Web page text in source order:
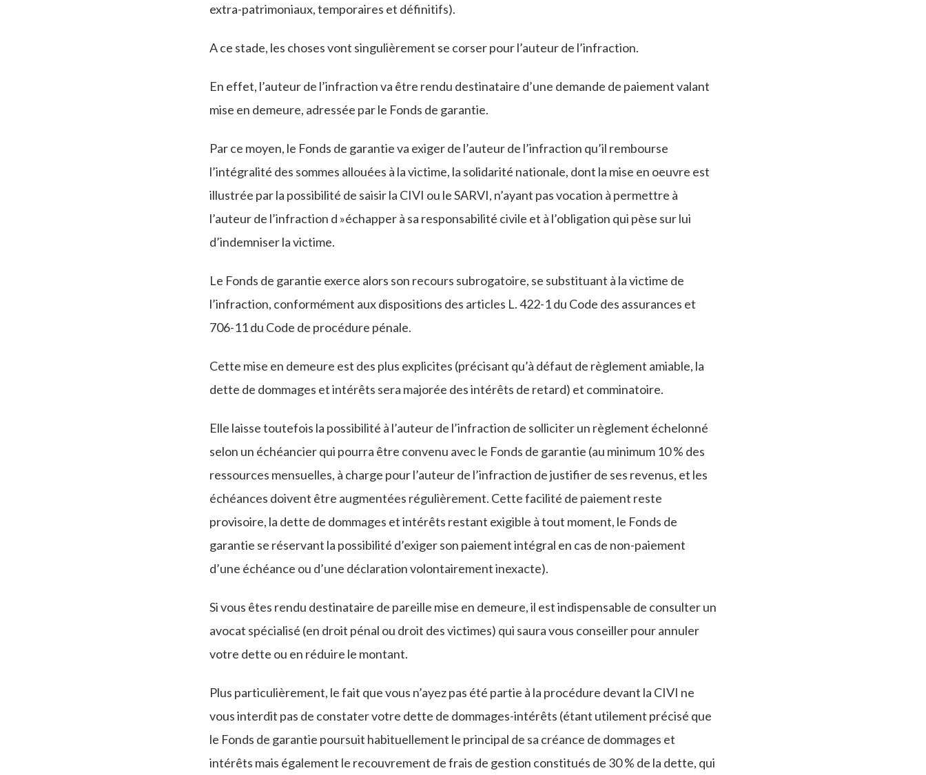
extra-patrimoniaux, temporaires et définitifs).
A ce stade, les choses vont singulièrement se corser pour l’auteur de l’infraction.
En effet, l’auteur de l’infraction va être rendu destinataire d’une demande de paiement valant
mise en demeure, adressée par le Fonds de garantie.
Par ce moyen, le Fonds de garantie va exiger de l’auteur de l’infraction qu’il rembourse
l’intégralité des sommes allouées à la victime, la solidarité nationale, dont la mise en oeuvre est
illustrée par la possibilité de saisir la CIVI ou le SARVI, n’ayant pas vocation à permettre à
l’auteur de l’infraction d »échapper à sa responsabilité civile et à l’obligation qui pèse sur lui
d’indemniser la victime.
Le Fonds de garantie exerce alors son recours subrogatoire, se substituant à la victime de
l’infraction, conformément aux dispositions des articles L. 422-1 du Code des assurances et
706-11 du Code de procédure pénale.
Cette mise en demeure est des plus explicites (précisant qu’à défaut de règlement amiable, la
dette de dommages et intérêts sera majorée des intérêts de retard) et comminatoire.
Elle laisse toutefois la possibilité à l’auteur de l’infraction de solliciter un règlement échelonné
selon un échéancier qui pourra être convenu avec le Fonds de garantie (au minimum 10 % des
ressources mensuelles, à charge pour l’auteur de l’infraction de justifier de ses revenus, et les
échéances doivent être augmentées régulièrement. Cette facilité de paiement reste
provisoire, la dette de dommages et intérêts restant exigible à tout moment, le Fonds de
garantie se réservant la possibilité d’exiger son paiement intégral en cas de non-paiement
d’une échéance ou d’une déclaration volontairement inexacte).
Si vous êtes rendu destinataire de pareille mise en demeure, il est indispensable de consulter un
avocat spécialisé (en droit pénal ou droit des victimes) qui saura vous conseiller pour annuler
votre dette ou en réduire le montant.
Plus particulièrement, le fait que vous n’ayez pas été partie à la procédure devant la CIVI ne
vous interdit pas de constater votre dette de dommages-intérêts (étant utilement précisé que
le Fonds de garantie poursuit habituellement le principal de sa créance de dommages et
intérêts mais également le recouvrement de frais de gestion constitués de 30 % de la dette, qui